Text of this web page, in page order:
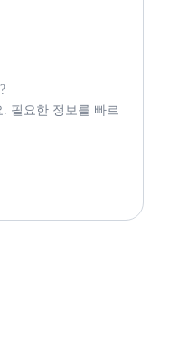
필요한 정보를 빠르